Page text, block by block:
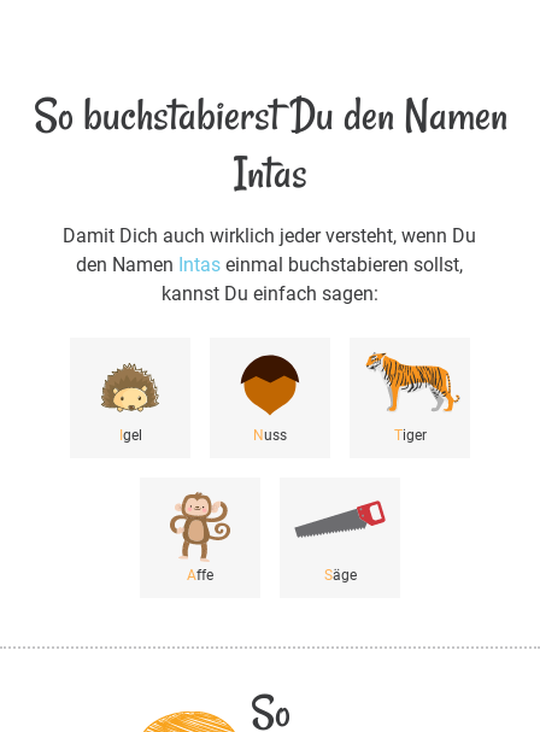
So buchstabierst Du den Namen
Intas
Damit Dich auch wirklich jeder versteht, wenn Du
den Namen Intas einmal buchstabieren sollst,
kannst Du einfach sagen:
gel Nuss Tiger
Affe Säge
So